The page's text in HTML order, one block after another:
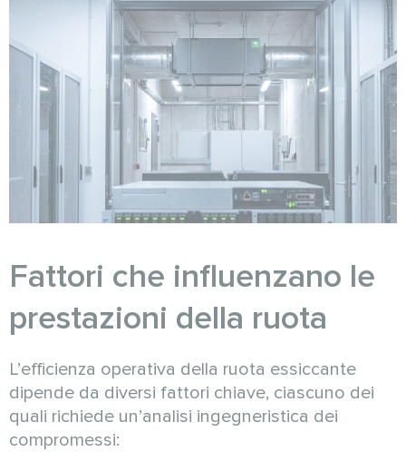
Fattori che influenzano le
prestazioni della ruota
L’efficienza operativa della ruota essiccante
dipende da diversi fattori chiave, ciascuno dei
quali richiede un’analisi ingegneristica dei
compromessi: